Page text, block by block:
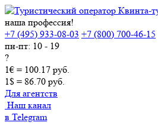
наша профессия!
+7 (495) 933-08-03 +7 (800) 700-46-15
пн-пт: 10 - 19
?
1€ = 100.17 руб.
1$ = 86.70 руб.
Для агентств
Наш канал
в Telegram